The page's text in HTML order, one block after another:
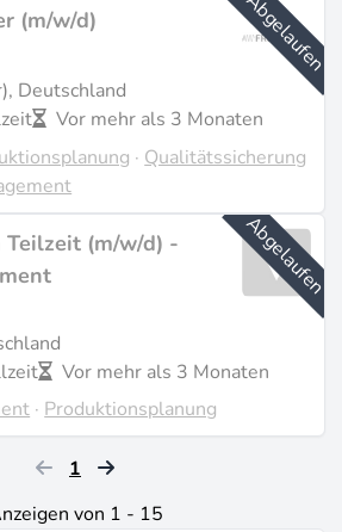
doch das seltenere Profil
Produktion unter den Domestic-
IRA gefahren hat, bei denen sich
bis zum Materialursprung
des Planeralltags und
Operator von jemandem, der die
verteidigt.
Jun 8, 2026 |
Ein Problem
Abgelaufen
(m/w/d)
Deutschland
Vor mehr als 3 Monaten
· Qualitätssicherung
Abgelaufen
(m/w/d) -
Vor mehr als 3 Monaten
· Produktionsplanung
1
von 1 - 15